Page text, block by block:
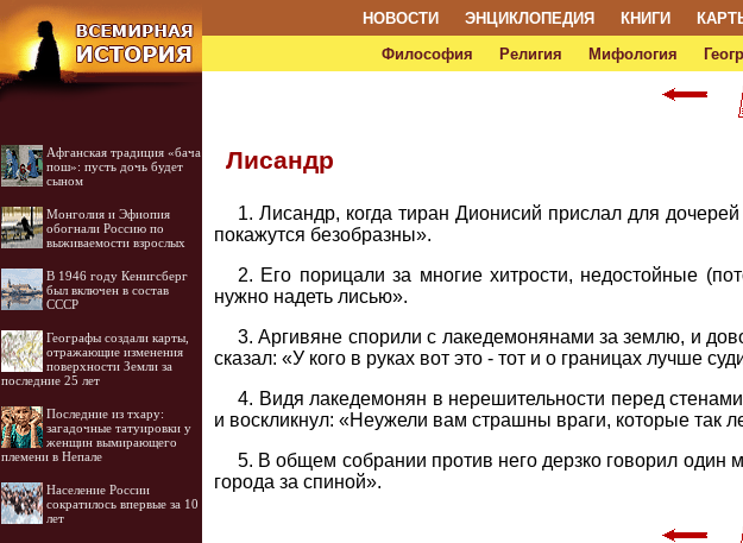
НОВОСТИ ЭНЦИКЛОПЕДИЯ КНИГИ
Философия
Религия Мифология
Афганская традиция «бача
пош»: пусть дочь будет
сыном
Монголия и Эфиопия
обогнали Россию по
выживаемости взрослых
В 1946 году Кенигсберг
был включен в состав
СССР
Географы создали карты,
отражающие изменения
поверхности Земли за
последние 25 лет
Последние из тхару:
загадочные татуировки у
женщин вымирающего
племени в Непале
Население России
сократилось впервые за 10
лет
Лисандр
1. Лисандр, когда тиран Дионисий прислал для
покажутся безобразны».
2. Его порицали за многие хитрости, недостойные
нужно надеть лисью».
3. Аргивяне спорили с лакедемонянами за землю, и
сказал: «У кого в руках вот это - тот и о границах лучше
4. Видя лакедемонян в нерешительности перед
и вос­кликнул: «Неужели вам страшны враги, которые так
5. В общем собрании против него дерзко говорил один
города за спиной».